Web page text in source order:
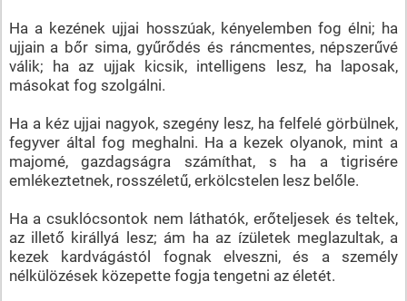
Ha a kezének ujjai hosszúak, kényelemben fog élni; ha
ujjain a bőr sima, gyűrődés és ráncmentes, népszerűvé
válik; ha az ujjak kicsik, intelligens lesz, ha laposak,
másokat fog szolgálni.
Ha a kéz ujjai nagyok, szegény lesz, ha felfelé görbülnek,
fegyver által fog meghalni. Ha a kezek olyanok, mint a
majomé, gazdagságra számíthat, s ha a tigrisére
emlékeztetnek, rosszéletű, erkölcstelen lesz belőle.
Ha a csuklócsontok nem láthatók, erőteljesek és teltek,
az illető királlyá lesz; ám ha az ízületek meglazultak, a
kezek kardvágástól fognak elveszni, és a személy
nélkülözések közepette fogja tengetni az életét.